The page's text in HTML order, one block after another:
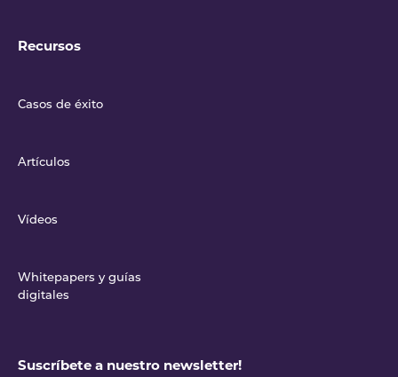
Recursos
Casos de éxito
Artículos
Vídeos
Whitepapers y guías
digitales
Suscríbete a nuestro newsletter!